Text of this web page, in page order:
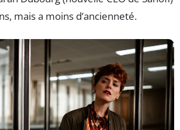
mais a moins d’ancienneté.